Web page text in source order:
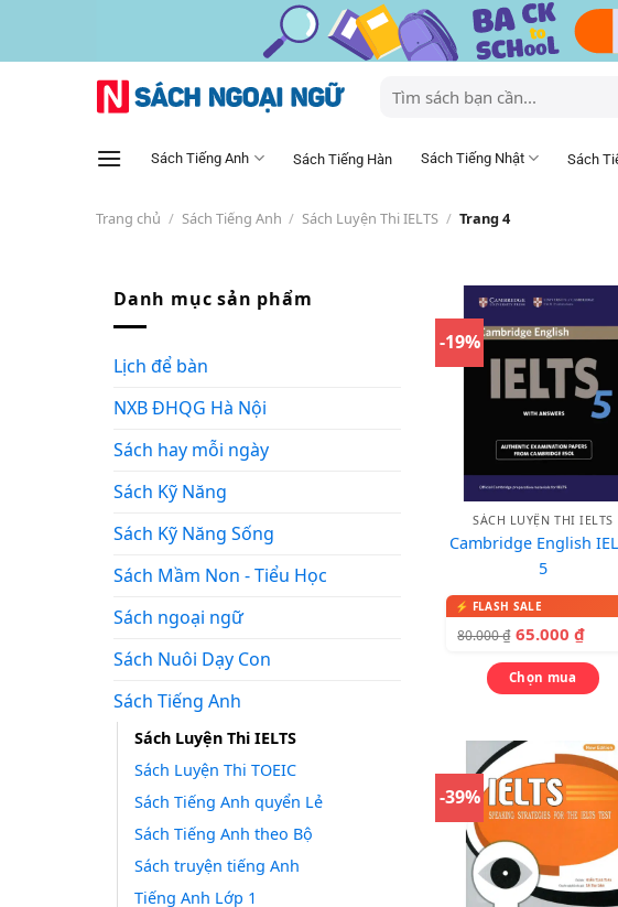
content
Tìm
kiếm:
Sách Tiếng Anh Sách Tiếng Hàn Sách Tiếng Nhật Sách
Trang chủ / Sách Tiếng Anh / Sách Luyện Thi IELTS / Trang 4
Danh mục sản phẩm
Lịch để bàn
NXB ĐHQG Hà Nội
Sách hay mỗi ngày
Sách Kỹ Năng
Sách Kỹ Năng Sống
Sách Mầm Non - Tiểu Học
Sách ngoại ngữ
Sách Nuôi Dạy Con
Sách Tiếng Anh
Sách Luyện Thi IELTS
Sách Luyện Thi TOEIC
Sách Tiếng Anh quyển Lẻ
Sách Tiếng Anh theo Bộ
Sách truyện tiếng Anh
Tiếng Anh Lớp 1
-19%
SÁCH LUYỆN THI IELTS
Cambridge English
5
80.000₫ 65.000 ₫
Chọn mua
-39%